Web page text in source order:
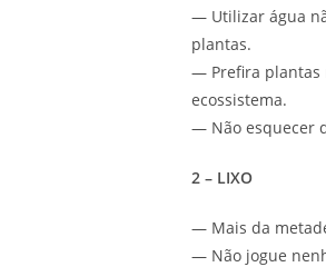
— Utilizar água
plantas.
— Prefira plantas
ecossistema.
— Não esquecer
2 – LIXO
— Mais da
— Não jogue